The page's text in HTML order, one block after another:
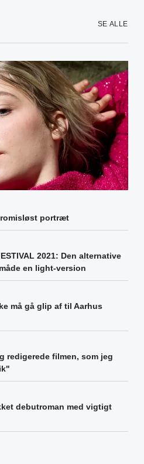
SE ALLE
portræt
2021: Den alternative
en light-version
må gå glip af til Aarhus
redigerede filmen, som jeg
debutroman med vigtigt